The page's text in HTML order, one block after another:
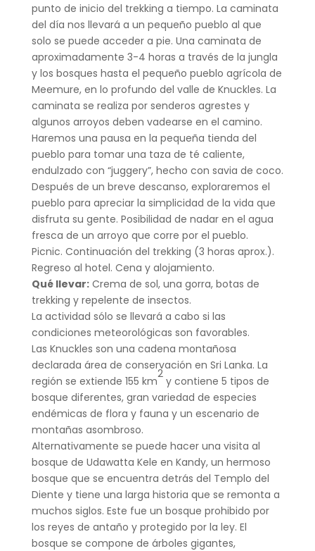
punto de inicio del trekking a tiempo. La caminata
del día nos llevará a un pequeño pueblo al que
solo se puede acceder a pie. Una caminata de
aproximadamente 3-4 horas a través de la jungla
y los bosques hasta el pequeño pueblo agrícola de
Meemure, en lo profundo del valle de Knuckles. La
caminata se realiza por senderos agrestes y
algunos arroyos deben vadearse en el camino.
Haremos una pausa en la pequeña tienda del
pueblo para tomar una taza de té caliente,
endulzado con “juggery”, hecho con savia de coco.
Después de un breve descanso, exploraremos el
pueblo para apreciar la simplicidad de la vida que
disfruta su gente. Posibilidad de nadar en el agua
fresca de un arroyo que corre por el pueblo.
Picnic. Continuación del trekking (3 horas aprox.).
Regreso al hotel. Cena y alojamiento.
Qué llevar:Crema de sol, una gorra, botas de
trekking y repelente de insectos.
La actividad sólo se llevará a cabo si las
condiciones meteorológicas son favorables.
Las Knuckles son una cadena montañosa
declarada área de conservación en Sri Lanka. La
región se extiende 155 km
2
y contiene 5 tipos de
bosque diferentes, gran variedad de especies
endémicas de flora y fauna y un escenario de
montañas asombroso.
Alternativamente se puede hacer una visita al
bosque de Udawatta Kele en Kandy, un hermoso
bosque que se encuentra detrás del Templo del
Diente y tiene una larga historia que se remonta a
muchos siglos. Este fue un bosque prohibido por
los reyes de antaño y protegido por la ley. El
bosque se compone de árboles gigantes,